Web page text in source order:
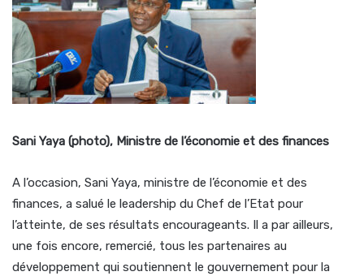
Sani Yaya (photo), Ministre de l’économie et des finances
A l’occasion, Sani Yaya, ministre de l’économie et des
finances, a salué le leadership du Chef de l’Etat pour
l’atteinte, de ses résultats encourageants. Il a par ailleurs,
une fois encore, remercié, tous les partenaires au
développement qui soutiennent le gouvernement pour la